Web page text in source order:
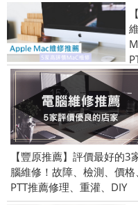
【豐原推薦】評價最好的3
腦維修！故障、檢測、價格、
PTT推薦修理、重灌、DIY